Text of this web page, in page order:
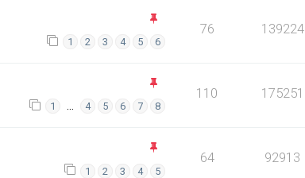
1 2 3 4 5 6
76 139224
1 … 4 5 6 7 8
110 175251
1 2 3 4 5
64 92913